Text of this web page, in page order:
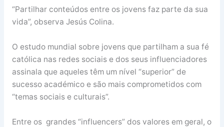
“Partilhar conteúdos entre os jovens faz parte da sua
vida”, observa Jesús Colina.
O estudo mundial sobre jovens que partilham a sua fé
católica nas redes sociais e dos seus influenciadores
assinala que aqueles têm um nível “superior” de
sucesso académico e são mais comprometidos com
“temas sociais e culturais”.
Entre os grandes “influencers” dos valores em geral, o